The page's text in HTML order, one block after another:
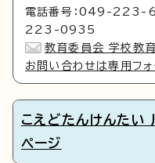
電話番号：049-223-
223-0935
教育委員会 学校教
お問い合わせは専用フォ
こえどたんけんたい
ページ